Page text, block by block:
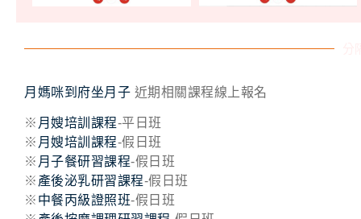
月媽咪到府坐月子 近期相關課程線上報名
※ 月嫂培訓課程-平日班
※ 月嫂培訓課程-假日班
※ 月子餐研習課程-假日班
※ 產後泌乳研習課程-假日班
※ 中餐丙級證照班-假日班